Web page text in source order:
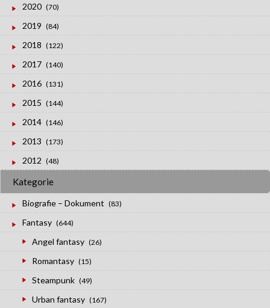
2020 (70)
2019 (84)
2018 (122)
2017 (140)
2016 (131)
2015 (144)
2014 (146)
2013 (173)
2012 (48)
Kategorie
Biografie – Dokument (83)
Fantasy (644)
Angel fantasy (26)
Romantasy (15)
Steampunk (49)
Urban fantasy (167)